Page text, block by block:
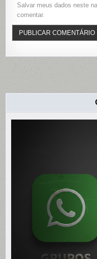
Salvar meus dados neste
comentar.